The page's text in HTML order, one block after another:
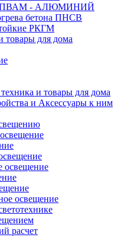
ПВАМ - АЛЮМИНИЙ
бетона ПНСВ
РКГМ
товары для дома
и товары для дома
и Аксессуары к ним
освещение
освещение
расчет